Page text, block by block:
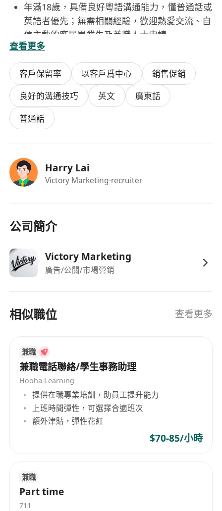
年滿18歲，具備良好粵語溝通能力，懂普通話或
英語者優先；無需相關經驗，歡迎熱愛交流、自
信主動的應屆畢業生及兼職人士申請
形象整潔得體，具備基本服務意識與親和力，能
在人流密集環境中保持積極態度與穩定表現
能適應彈性工時，包括週末、假日具備基本時間
管理能力，可按排班準時到崗並參與活動
具責任感與團隊協作精神，能主動協調並尋求支
援
查看更多
客戶保留率 以客戶爲中心
銷售促銷
良好的溝通技巧
英文
廣東話
普通話
Harry Lai
Victory Marketing·recruiter
公司簡介
Victory Marketing
廣告/公關/市場營銷
相似職位 查看更多
兼職
兼職電話聯絡/學生事務助理
Hooha Learning
提供在職專業培訓，助員工提升能力
上班時間彈性，可選擇合適班次
額外津貼，彈性花紅
$70-85/小時
兼職
Part time
711